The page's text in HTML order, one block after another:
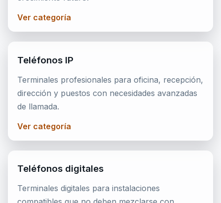
Ver categoría
Teléfonos IP
Terminales profesionales para oficina, recepción,
dirección y puestos con necesidades avanzadas
de llamada.
Ver categoría
Teléfonos digitales
Terminales digitales para instalaciones